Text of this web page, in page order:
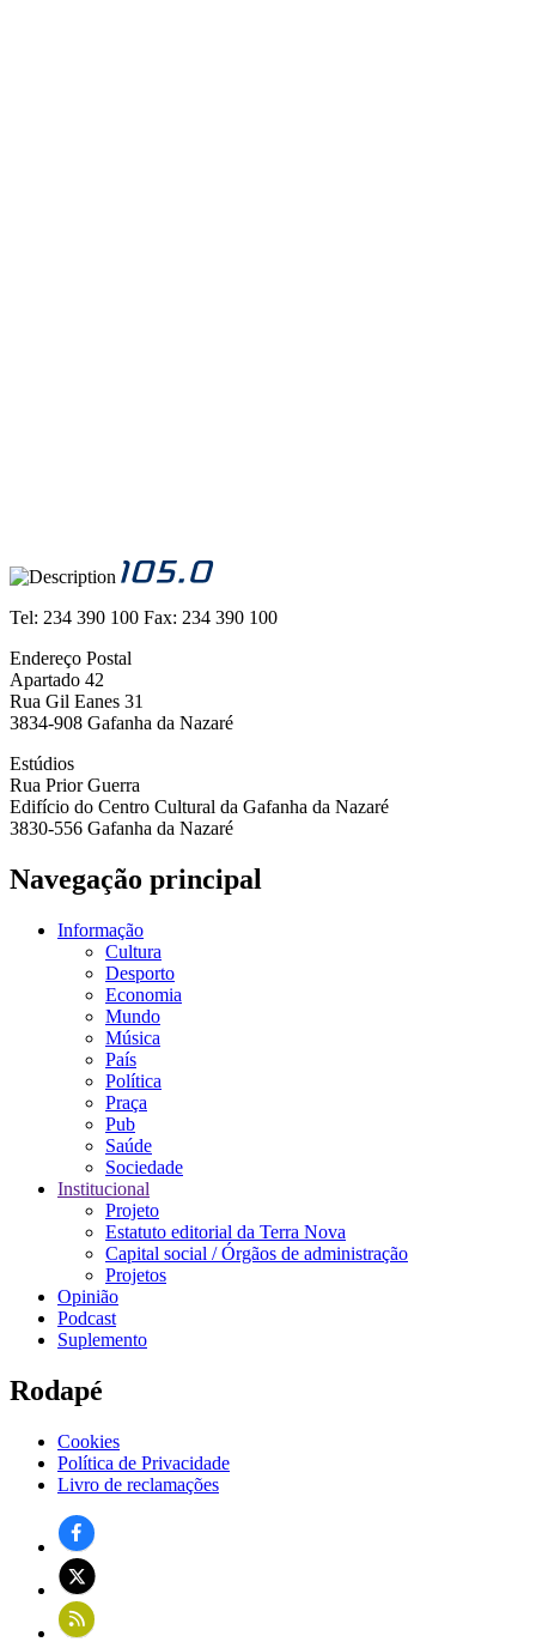
Tel: 234 390 100 Fax: 234 390 100
Endereço Postal
Apartado 42
Rua Gil Eanes 31
3834-908 Gafanha da Nazaré
Estúdios
Rua Prior Guerra
Edifício do Centro Cultural da Gafanha da Nazaré
3830-556 Gafanha da Nazaré
Navegação principal
Informação
Cultura
Desporto
Economia
Mundo
Música
País
Política
Praça
Pub
Saúde
Sociedade
Institucional
Projeto
Estatuto editorial da Terra Nova
Capital social / Órgãos de administração
Projetos
Opinião
Podcast
Suplemento
Rodapé
Cookies
Política de Privacidade
Livro de reclamações